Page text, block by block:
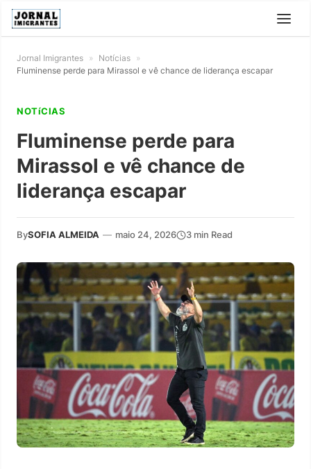
Jornal Imigrantes » Notícias »
Fluminense perde para Mirassol e vê chance de liderança escapar
NOTíCIAS
Fluminense perde para
Mirassol e vê chance de
liderança escapar
BySOFIA ALMEIDA — maio 24, 2026 3 min Read